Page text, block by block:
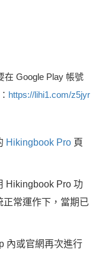
在 Google Play 帳號
https://lihi1.com/z5jyr
Hikingbook Pro 頁
Hikingbook Pro 功
正常運作下，當期已
內或官網再次進行